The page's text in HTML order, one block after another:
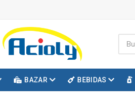
BAZAR BEBIDAS